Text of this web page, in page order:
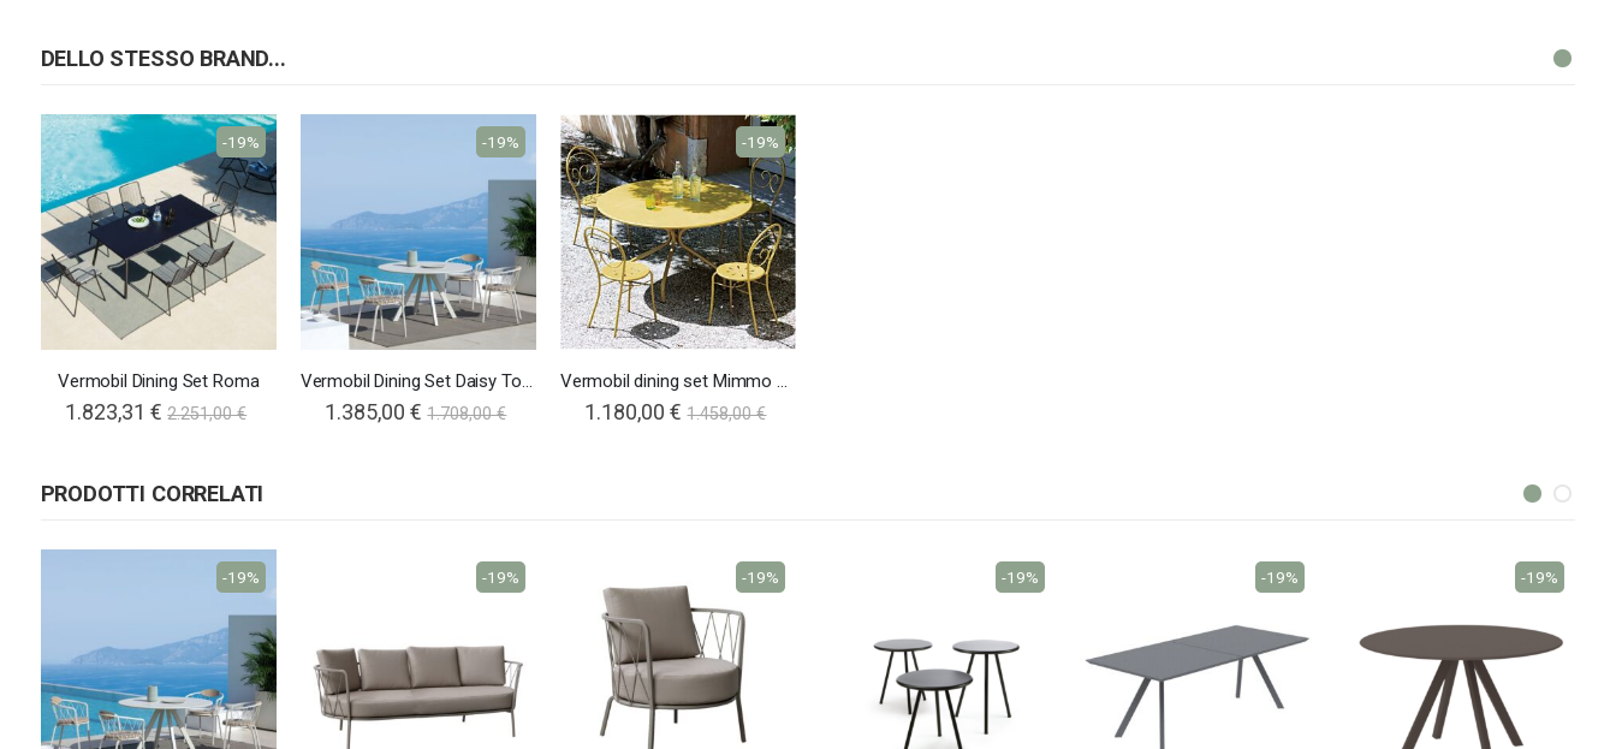
DELLO STESSO BRAND...
Vermobil Dining Set Roma
1.823,31 € 2.251,00 €
-19%
Vermobil Dining Set Daisy Tondo
1.385,00 € 1.708,00 €
-19%
Vermobil dining set Mimmo Rondo
1.180,00 € 1.458,00 €
-19%
PRODOTTI CORRELATI
-19% -19% -19% -19% -19% -19%